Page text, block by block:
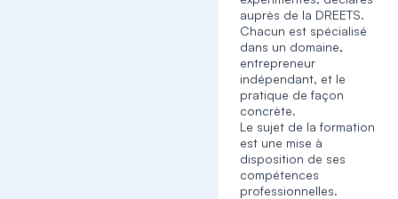
auprès de la DREETS.
Chacun est spécialisé
dans un domaine,
entrepreneur
indépendant, et le
pratique de façon
concrète.
Le sujet de la formation
est une mise à
disposition de ses
compétences
professionnelles.